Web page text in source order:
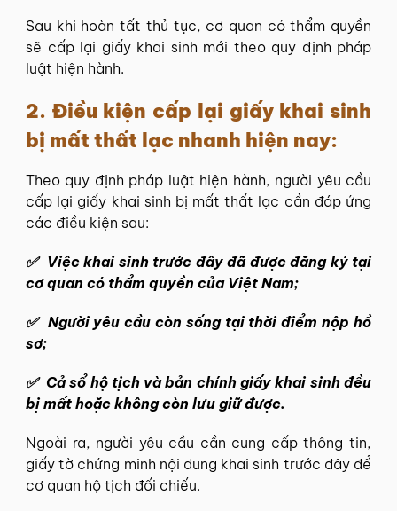
Sau khi hoàn tất thủ tục, cơ quan có thẩm quyền
sẽ cấp lại giấy khai sinh mới theo quy định pháp
luật hiện hành.
2. Điều kiện cấp lại giấy khai sinh
bị mất thất lạc nhanh hiện nay:
Theo quy định pháp luật hiện hành, người yêu cầu
cấp lại giấy khai sinh bị mất thất lạc cần đáp ứng
các điều kiện sau:
✅ Việc khai sinh trước đây đã được đăng ký tại
cơ quan có thẩm quyền của Việt Nam;
✅ Người yêu cầu còn sống tại thời điểm nộp hồ
sơ;
✅ Cả sổ hộ tịch và bản chính giấy khai sinh đều
bị mất hoặc không còn lưu giữ được.
Ngoài ra, người yêu cầu cần cung cấp thông tin,
giấy tờ chứng minh nội dung khai sinh trước đây để
cơ quan hộ tịch đối chiếu.